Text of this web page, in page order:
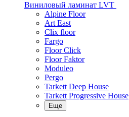
Виниловый ламинат LVT
Alpine Floor
Art East
Clix floor
Fargo
Floor Click
Floor Faktor
Moduleo
Pergo
Tarkett Deep House
Tarkett Progressive House
Еще